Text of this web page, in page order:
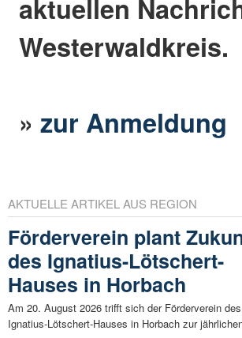
aktuellen
Westerwaldkreis.
»zur Anmeldung
AKTUELLE ARTIKEL AUS REGION
Förderverein plant
des Ignatius-Lötschert-
Hauses in Horbach
Am 20. August 2026 trifft sich der Förderverein des
Ignatius-Lötschert-Hauses in Horbach zur